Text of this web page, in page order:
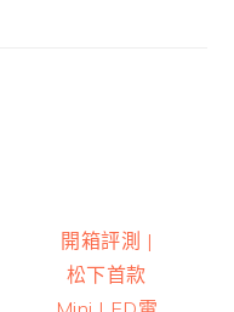
Next
Post:
開箱評測 |
松下首款